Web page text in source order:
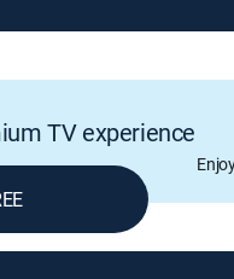
TV experience